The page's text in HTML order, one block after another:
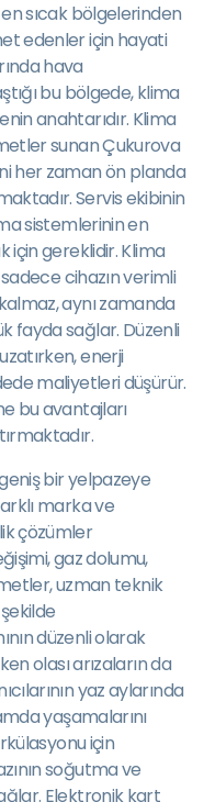
sıcak bölgelerinden
edenler için hayati
hava
bu bölgede, klima
anahtarıdır. Klima
sunan Çukurova
her zaman ön planda
Servis ekibinin
sistemlerinin en
için gereklidir. Klima
cihazın verimli
aynı zamanda
fayda sağlar. Düzenli
enerji
maliyetleri düşürür.
bu avantajları
bir yelpazeye
marka ve
çözümler
gaz dolumu,
uzman teknik
düzenli olarak
olası arızaların da
yaz aylarında
yaşamalarını
için
soğutma ve
Elektronik kart